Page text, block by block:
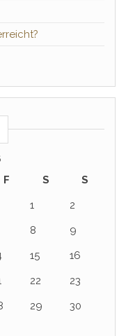
F S
S
1
2
8
9
15
16
22
23
29
30